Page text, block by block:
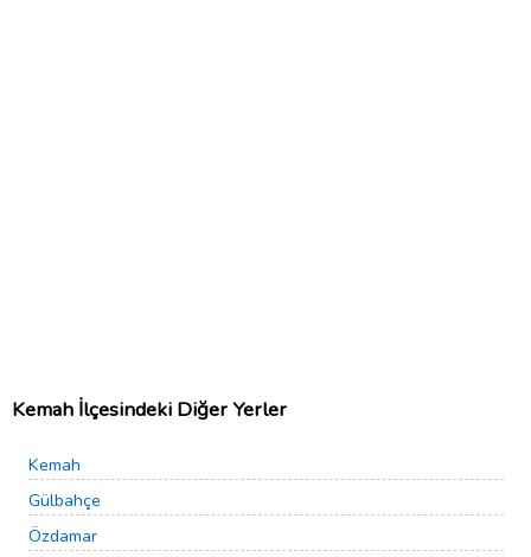
Kemah İlçesindeki Diğer Yerler
Kemah
Gülbahçe
Özdamar